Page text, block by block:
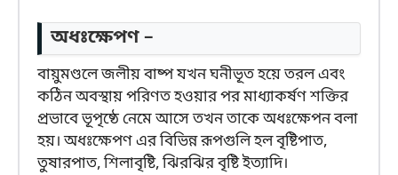
অধঃক্ষেপণ –
বায়ুমণ্ডলে জলীয় বাষ্প যখন ঘনীভূত হয়ে তরল এবং
কঠিন অবস্থায় পরিণত হওয়ার পর মাধ্যাকর্ষণ শক্তির
প্রভাবে ভূপৃষ্ঠে নেমে আসে তখন তাকে অধঃক্ষেপন বলা
হয়। অধঃক্ষেপণ এর বিভিন্ন রূপগুলি হল বৃষ্টিপাত,
তুষারপাত, শিলাবৃষ্টি, ঝিরঝির বৃষ্টি ইত্যাদি।